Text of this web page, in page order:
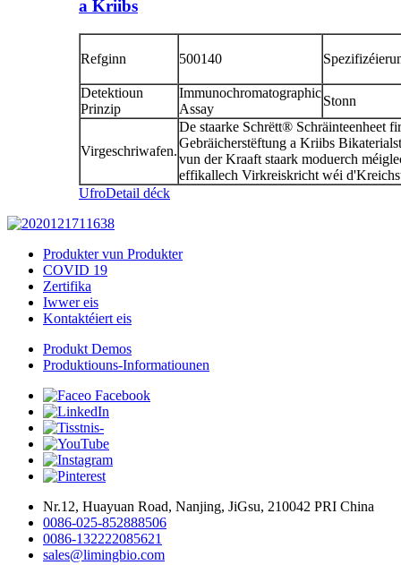
a Kriibs
Refginn 500140
Detektioun
Prinzip
Immunochromatographic
Assay
Stonn
Virgeschriwafen.
De staarke Schrëtt® Schräinteenheet fir
Gebräicherstëftung a Kriibs
vun der Kraaft staark moduerch
effikallech Virkreiskricht wéi
UfroDetail déck
Produkter vun Produkter
COVID 19
Zertifika
Iwwer eis
Kontaktéiert eis
Produkt Demos
Produktiouns-Informatiounen
Nr.12, Huayuan Road, Nanjing, JiGsu, 210042 PRI China
0086-025-852888506
0086-132222085621
sales@limingbio.com